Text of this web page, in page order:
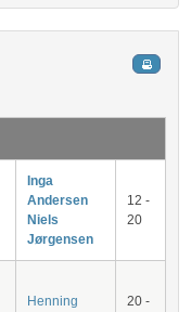
Inga
Andersen
Niels
Jørgensen
12 -
20
Henning 20 -